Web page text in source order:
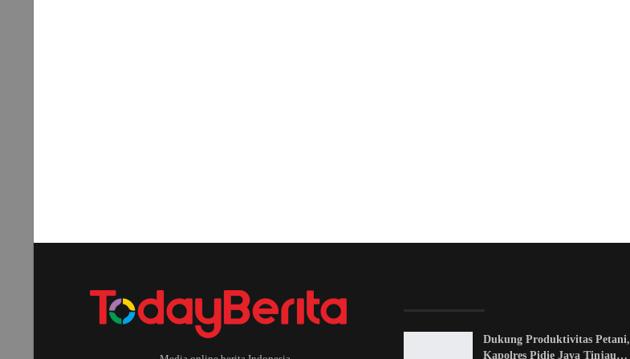
Dukung Produktivitas Petani,
Kapolres Pidie Jaya Tinjau…